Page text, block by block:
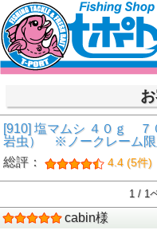
[910] 塩マムシ ４０ｇ ７
岩虫） ※ノークレーム限
総評：
4.4 (5件)
1 / 1
cabin様